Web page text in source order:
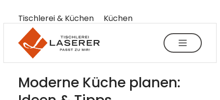
Zum Haupt-Inhalt springen
Zur Menü-Navigation springen
Zum Footer springen
Tischlerei & Küchen
Küchen
Moderne Küchen
Moderne Küche planen: